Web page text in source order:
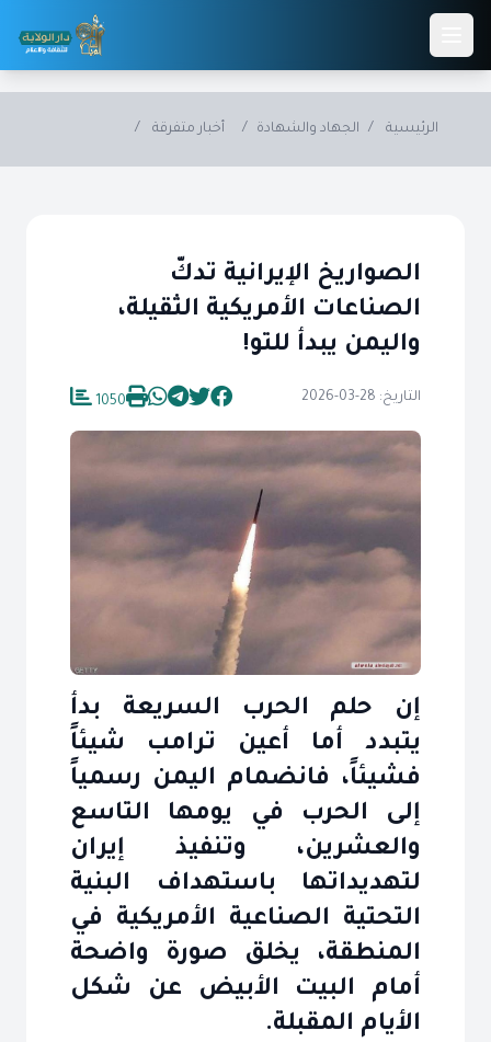
Skip to main content
الرئيسية / الجهاد والشهادة / أخبار متفرقة /
الصواريخ الإيرانية تدكّ
الصناعات الأمريكية الثقيلة،
واليمن يبدأ للتو!
التاريخ: 28-03-2026 1050
إن حلم الحرب السريعة بدأ
يتبدد أما أعين ترامب شيئاً
فشيئاً، فانضمام اليمن رسمياً
إلى الحرب في يومها التاسع
والعشرين، وتنفيذ إيران
لتهديداتها باستهداف البنية
التحتية الصناعية الأمريكية في
المنطقة، يخلق صورة واضحة
أمام البيت الأبيض عن شكل
الأيام المقبلة.